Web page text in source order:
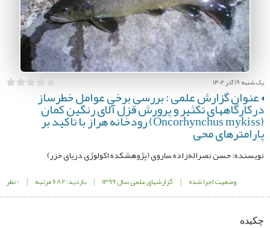
یک شنبه 19 آذر 1402
عنوان گزارش علمی : بررسی برخی عوامل خطرساز
درکارگاههای تکثیر و پرورش قزل آلای رنگین کمان
(Oncorhynchus mykiss) رودخانه هراز با تاکید بر پارامترهای محی
نویسنده: حسن نصراله‌زاده ساروی (پژوهشكده اکولوژی دریای خزر)
وضعیت اجرا شده | گزارشهای علمی سال 1399 | بازدید: 682 مرتبه | 0 نظر
چکیده